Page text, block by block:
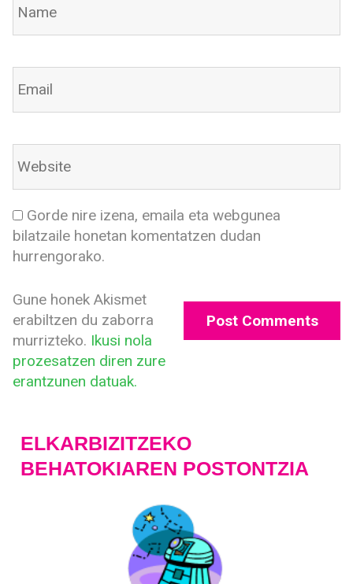
Gorde nire izena, emaila eta webgunea
bilatzaile honetan komentatzen dudan
hurrengorako.
Gune honek Akismet
erabiltzen du zaborra
murrizteko. Ikusi nola
prozesatzen diren zure
erantzunen datuak.
ELKARBIZITZEKO
BEHATOKIAREN POSTONTZIA